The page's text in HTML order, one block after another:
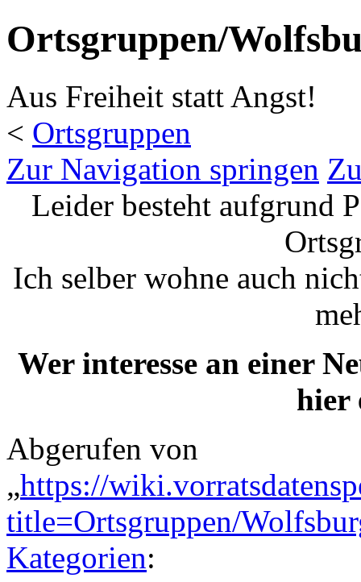
Ortsgruppen/
Aus Freiheit statt Angst!
< Ortsgruppen
Zur Navigation springen
Leider besteht aufgrund
Ich selber wohne auch
Wer interesse an einer
hier
Abgerufen von
„https://
title=Ortsgruppen/
Kategorien: